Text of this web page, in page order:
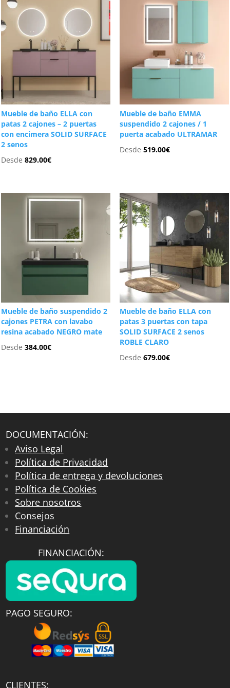
Mueble de baño ELLA con
patas 2 cajones – 2 puertas
con encimera SOLID SURFACE
2 senos
Desde829.00€
Mueble de baño EMMA
suspendido 2 cajones / 1
puerta acabado ULTRAMAR
Desde 519.00€
Mueble de baño suspendido 2
cajones PETRA con lavabo
resina acabado NEGRO mate
Desde384.00€
Mueble de baño ELLA con
patas 3 puertas con tapa
SOLID SURFACE 2 senos
ROBLE CLARO
Desde 679.00€
DOCUMENTACIÓN:
Aviso Legal
Política de Privacidad
Política de entrega y devoluciones
Política de Cookies
Sobre nosotros
Consejos
Financiación
FINANCIACIÓN:
PAGO SEGURO:
CLIENTES: